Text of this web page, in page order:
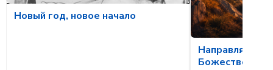
Новый год, новое начало
Направляющая